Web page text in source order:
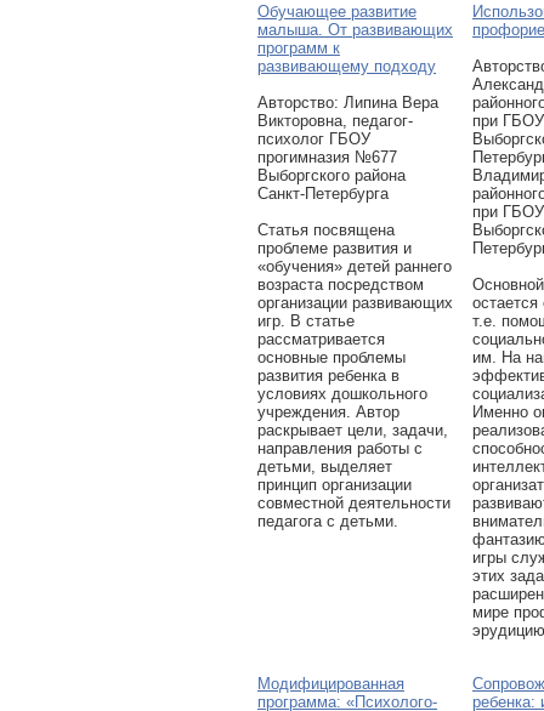
Обучающее развитие
малыша. От развивающих
программ к
развивающему подходу
Авторcтво: Липина Вера
Викторовна, педагог-
психолог ГБОУ
прогимназия №677
Выборгского района
Санкт-Петербурга
Статья посвящена
проблеме развития и
«обучения» детей раннего
возраста посредством
организации развивающих
игр. В статье
рассматривается
основные проблемы
развития ребенка в
условиях дошкольного
учреждения. Автор
раскрывает цели, задачи,
направления работы с
детьми, выделяет
принцип организации
совместной деятельности
педагога с детьми.
при
при
остается
т.е.
им. На
Именно
игры
этих
мире
Модифицированная
программа: «Психолого-
ребенка: